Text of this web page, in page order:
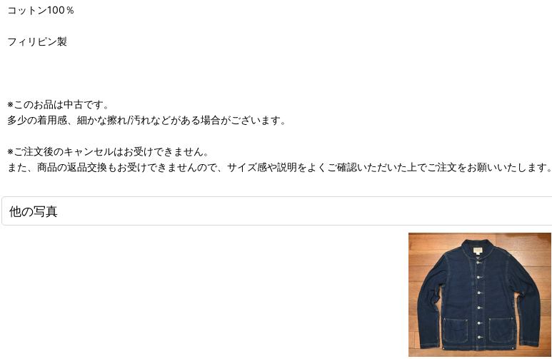
コットン100％
フィリピン製
※このお品は中古です。
多少の着用感、細かな擦れ/汚れなどがある場合がございます。
※ご注文後のキャンセルはお受けできません。
また、商品の返品交換もお受けできませんので、サイズ感や説明をよくご確認いただいた上でご注文をお願いいたします。
他の写真